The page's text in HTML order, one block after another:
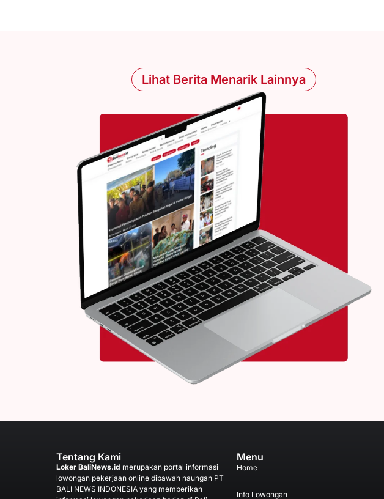
Lihat Berita Menarik Lainnya
Tentang Kami
Loker BaliNews.id merupakan portal informasi
lowongan pekerjaan online dibawah naungan PT
BALI NEWS INDONESIA yang memberikan
Menu
Home
Info Lowongan